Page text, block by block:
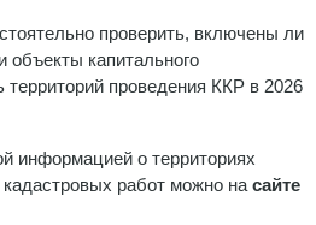
проверить, включены ли
объекты капитального
территорий проведения ККР в 2026
информацией о территориях
работ можно на сайте